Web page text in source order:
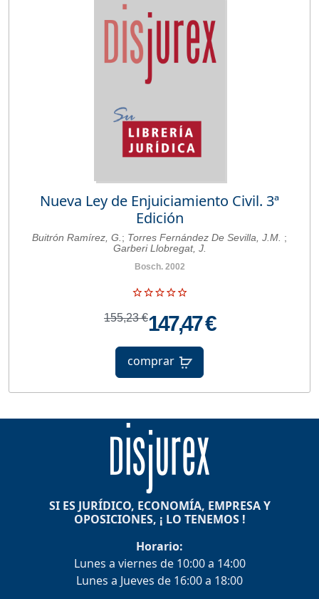
Nueva Ley de Enjuiciamiento Civil. 3ª
Edición
Buitrón Ramírez, G. ; Torres Fernández De Sevilla, J.M. ;
Garberi Llobregat, J.
Bosch. 2002
155,23 €147,47 €
comprar
SI ES JURÍDICO, ECONOMÍA, EMPRESA Y
OPOSICIONES, ¡ LO TENEMOS !
Horario:
Lunes a viernes de 10:00 a 14:00
Lunes a Jueves de 16:00 a 18:00